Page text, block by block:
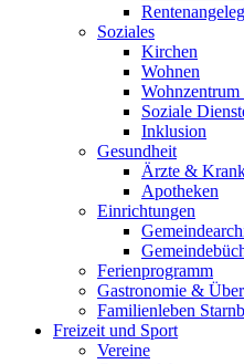
Soziales
Kirchen
Wohnen
Wohnzentrum
Soziale
Inklusion
Gesundheit
Ärzte &
Apotheken
Einrichtungen
Ferienprogramm
Gastronomie &
Familienleben
Freizeit und Sport
Vereine